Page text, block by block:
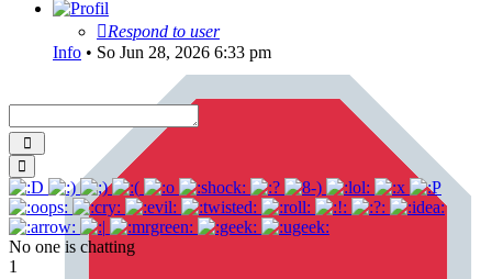
Respond to user
Info • So Jun 28, 2026 6:33 pm
No one is chatting
1